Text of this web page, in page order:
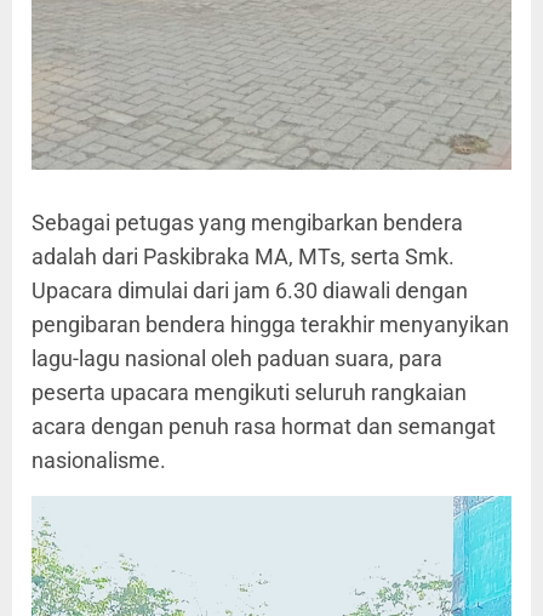
Sebagai petugas yang mengibarkan bendera
adalah dari Paskibraka MA, MTs, serta Smk.
Upacara dimulai dari jam 6.30 diawali dengan
pengibaran bendera hingga terakhir menyanyikan
lagu-lagu nasional oleh paduan suara, para
peserta upacara mengikuti seluruh rangkaian
acara dengan penuh rasa hormat dan semangat
nasionalisme.